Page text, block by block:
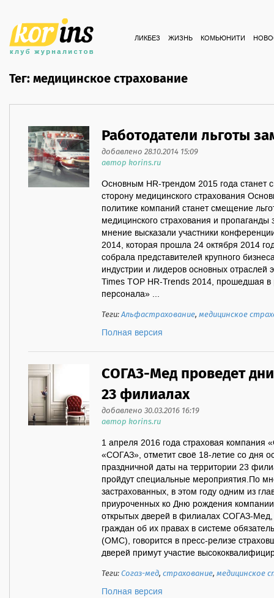
ЛИКБЕЗ ЖИЗНЬ КОМЬЮНИТИ
Тег: медицинское страхование
Работодатели льготы
добавлено 28.10.2014 15:09
автор korins.ru
Основным HR-трендом 2015 года станет
сторону медицинского страхования
политике компаний станет смещение
медицинского страхования и пропаганды
мнение высказали участники
2014, которая прошла 24 октября 2014
собрала представителей крупного
индустрии и лидеров основных
Times TOP HR-Trends 2014, прошедшая
персонала» ...
Теги:Альфастрахование,медицинское
Полная версия
СОГАЗ-Мед проведет
23 филиалах
добавлено 30.03.2016 16:19
автор korins.ru
1 апреля 2016 года страховая
«СОГАЗ», отметит своё 18-летие со дня
праздничной даты на территории 23
пройдут специальные мероприятия.По
застрахованных, в этом году одним из
приуроченных ко Дню рождения
открытых дверей в филиалах СОГАЗ-
граждан об их правах в системе
(ОМС), говорится в пресс-релизе
дверей примут участие
Теги:Согаз-мед,страхование,медицинское
Полная версия